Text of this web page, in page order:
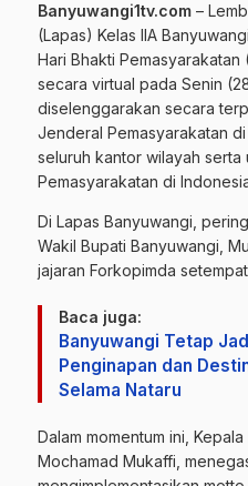
Banyuwangi1tv.com –
(Lapas) Kelas IIA
Hari Bhakti
secara virtual pada Senin
diselenggarakan secara
Jenderal Pemasyarakatan
seluruh kantor wilayah serta
Pemasyarakatan di
Di Lapas Banyuwangi,
Wakil Bupati Banyuwangi,
jajaran Forkopimda
Baca juga:
Banyuwangi Tetap
Penginapan dan
Selama Nataru
Dalam momentum ini,
Mochamad Mukaffi,